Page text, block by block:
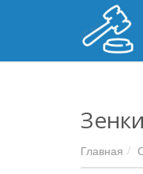
Главная